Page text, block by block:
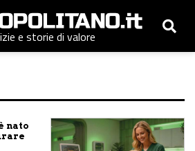
e storie di valore
nato